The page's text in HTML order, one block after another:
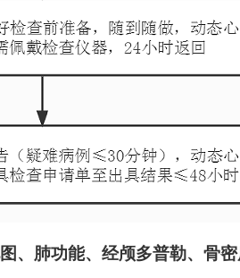
、肺功能、经颅多普勒、骨